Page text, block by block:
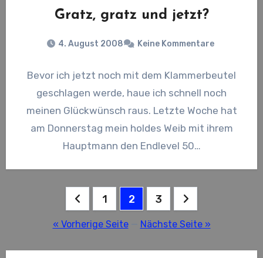
Gratz, gratz und jetzt?
4. August 2008 Keine Kommentare
Bevor ich jetzt noch mit dem Klammerbeutel
geschlagen werde, haue ich schnell noch
meinen Glückwünsch raus. Letzte Woche hat
am Donnerstag mein holdes Weib mit ihrem
Hauptmann den Endlevel 50…
Seitennummerierung
Beiträge
1 2 3
« Vorherige Seite— Nächste Seite »